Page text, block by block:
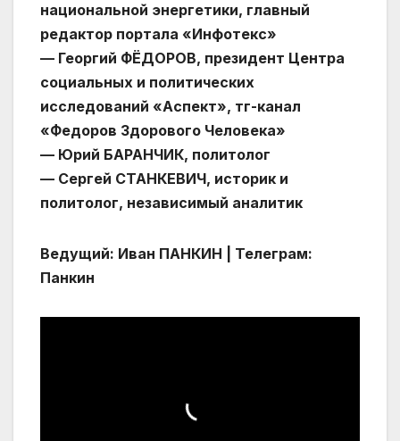
национальной энергетики, главный
редактор портала «Инфотекс»
— Георгий ФЁДОРОВ, президент Центра
социальных и политических
исследований «Аспект», тг-канал
«Федоров Здорового Человека»
— Юрий БАРАНЧИК, политолог
— Сергей СТАНКЕВИЧ, историк и
политолог, независимый аналитик
Ведущий: Иван ПАНКИН | Телеграм:
Панкин